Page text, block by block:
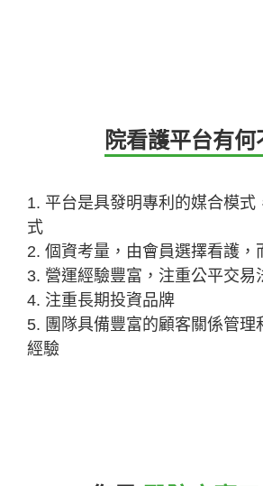
院看護平台有何
1. 平台是具發明專利的媒合模式
式
2. 個資考量，由會員選擇看護，
3. 營運經驗豐富，注重公平交易
4. 注重長期投資品牌
5. 團隊具備豐富的顧客關係管理
經驗